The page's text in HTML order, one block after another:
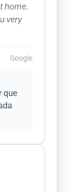
home.
very
Google
que